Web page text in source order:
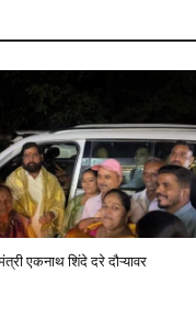
एकनाथ शिंदे दरे दौऱ्यावर